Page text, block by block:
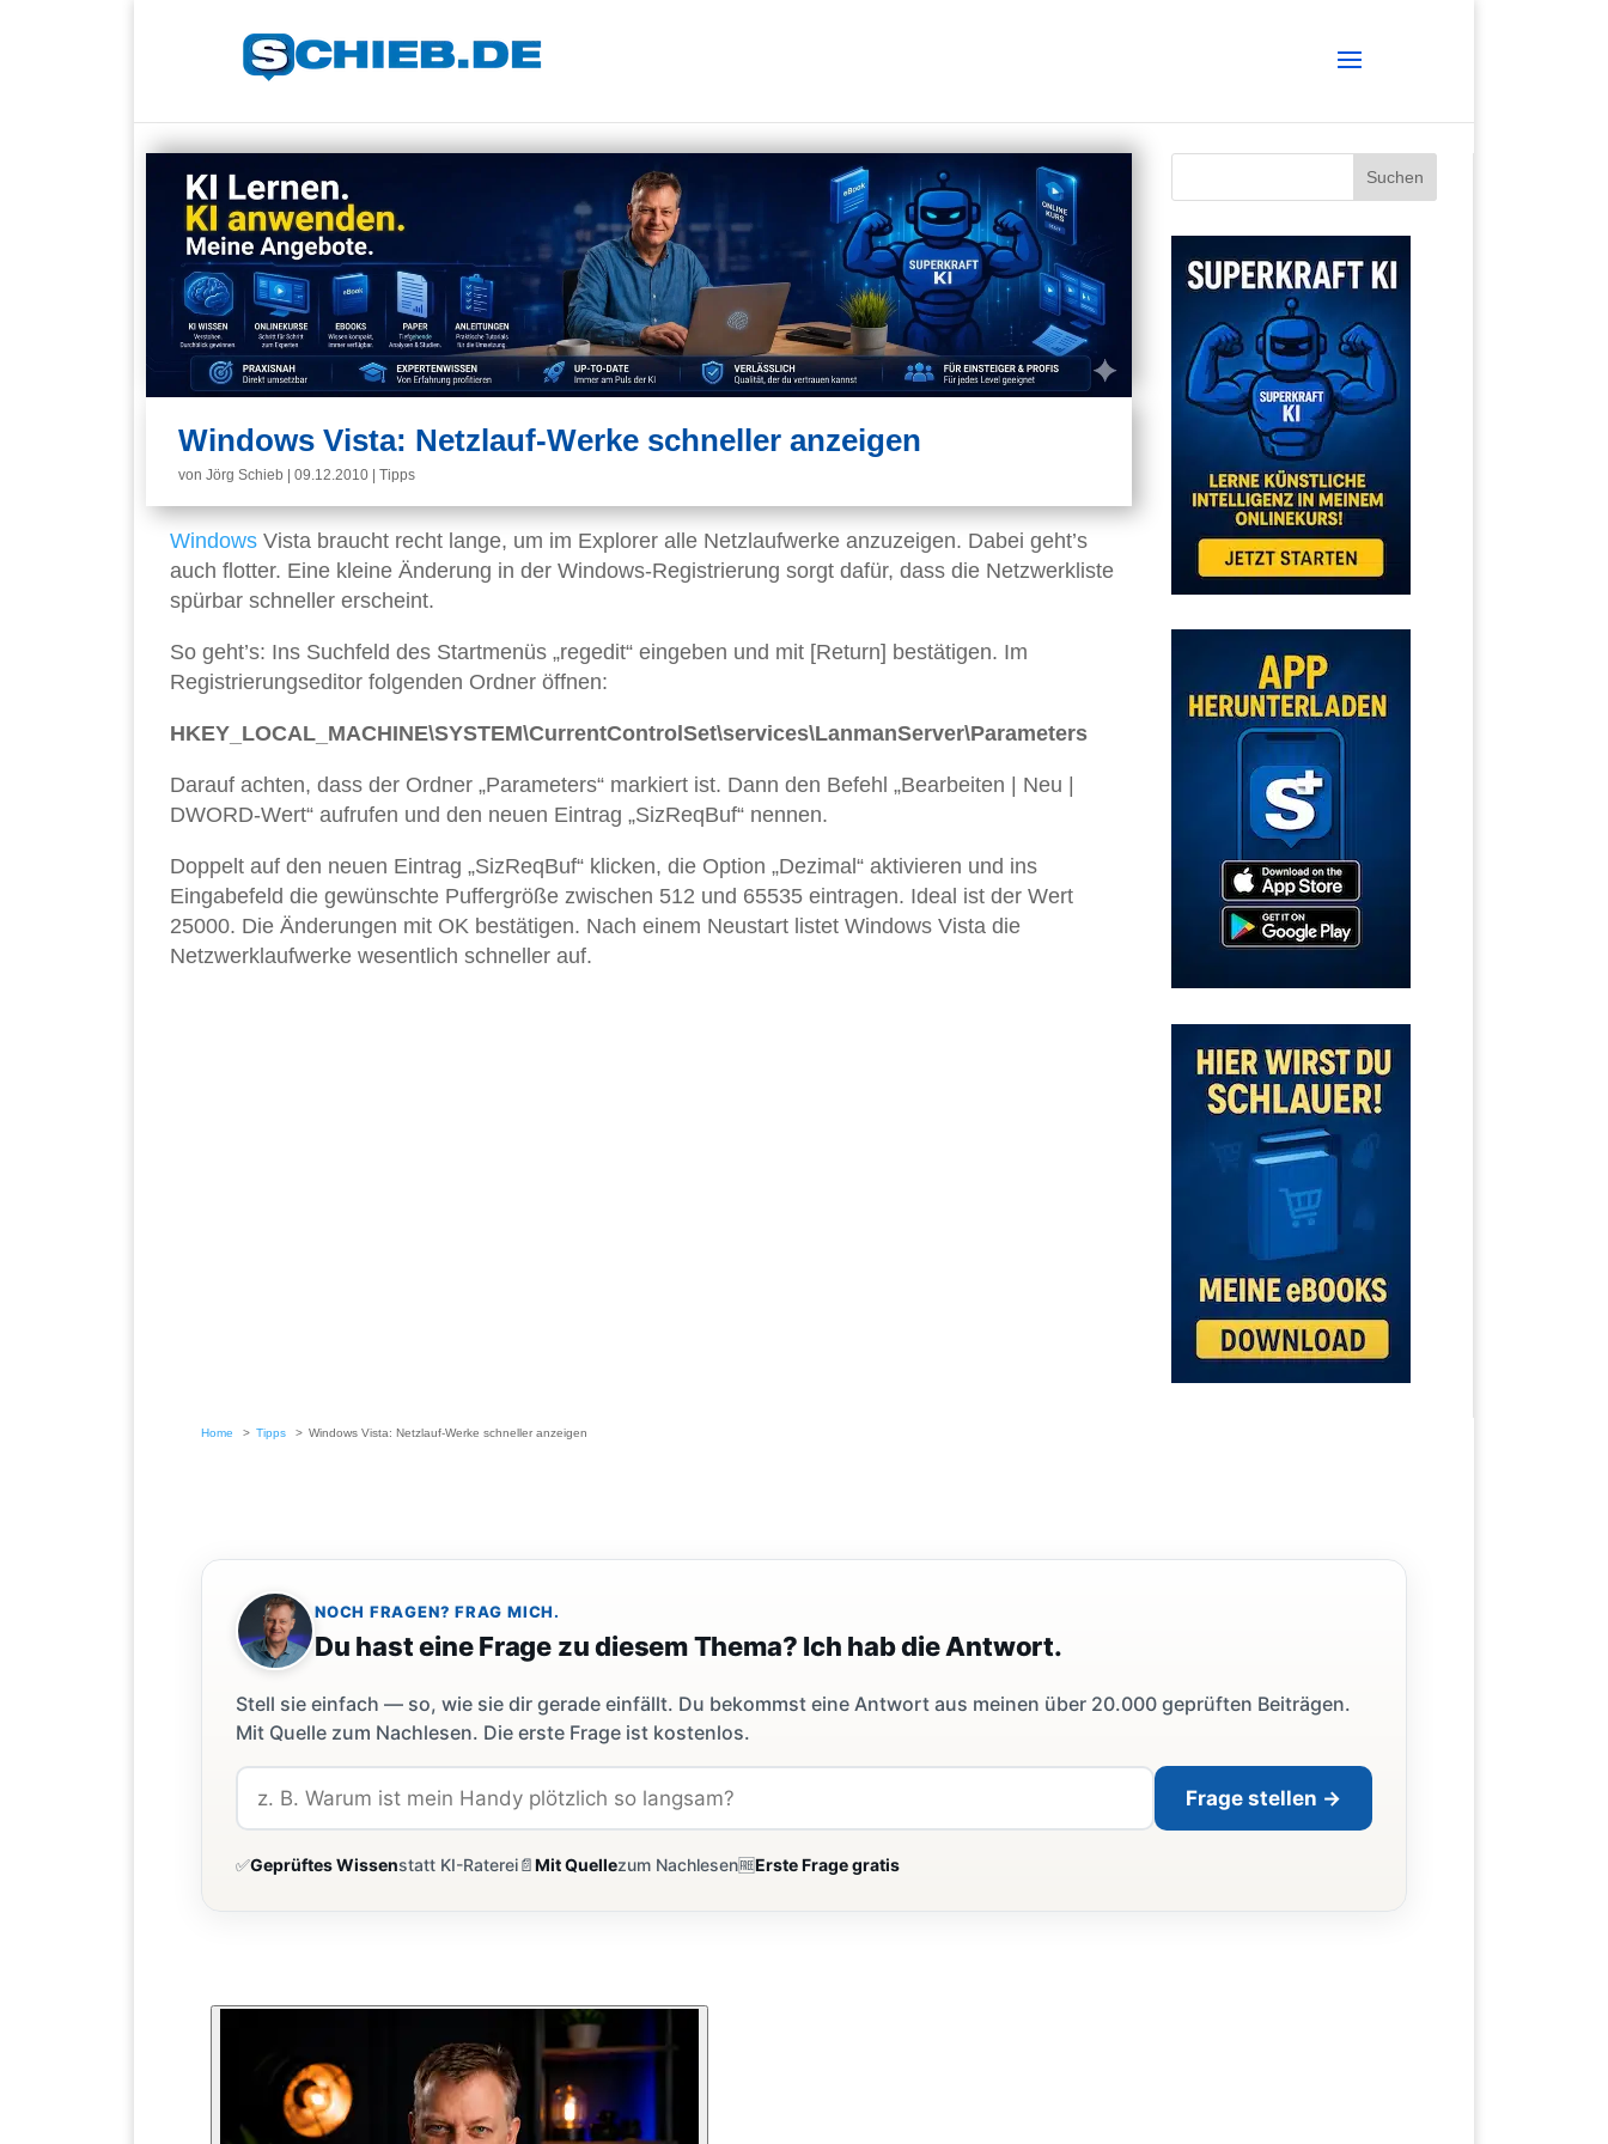
Windows Vista: Netzlauf-Werke schneller anzeigen
von Jörg Schieb 09.12.2010 Tipps
Windows Vista braucht recht lange, um im Explorer alle Netzlaufwerke anzuzeigen. Dabei geht’s
auch flotter. Eine kleine Änderung in der Windows-Registrierung sorgt dafür, dass die Netzwerkliste
spürbar schneller erscheint.
So geht’s: Ins Suchfeld des Startmenüs „regedit“ eingeben und mit [Return] bestätigen. Im
Registrierungseditor folgenden Ordner öffnen:
HKEY_LOCAL_MACHINE\SYSTEM\CurrentControlSet\services\LanmanServer\Parameters
Darauf achten, dass der Ordner „Parameters“ markiert ist. Dann den Befehl „Bearbeiten | Neu |
DWORD-Wert“ aufrufen und den neuen Eintrag „SizReqBuf“ nennen.
Doppelt auf den neuen Eintrag „SizReqBuf“ klicken, die Option „Dezimal“ aktivieren und ins
Eingabefeld die gewünschte Puffergröße zwischen 512 und 65535 eintragen. Ideal ist der Wert
25000. Die Änderungen mit OK bestätigen. Nach einem Neustart listet Windows Vista die
Netzwerklaufwerke wesentlich schneller auf.
Home Tipps Windows Vista: Netzlauf-Werke schneller anzeigen
NOCH FRAGEN? FRAG MICH.
Du hast eine Frage zu diesem Thema? Ich hab die Antwort.
Stell sie einfach — so, wie sie dir gerade einfällt. Du bekommst eine Antwort aus meinen über 20.000 geprüften Beiträgen.
Mit Quelle zum Nachlesen. Die erste Frage ist kostenlos.
Frage stellen →
✅Geprüftes Wissenstatt KI-Raterei📄Mit Quellezum Nachlesen🆓Erste Frage gratis